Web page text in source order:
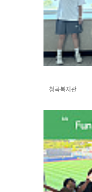
청곡복지관